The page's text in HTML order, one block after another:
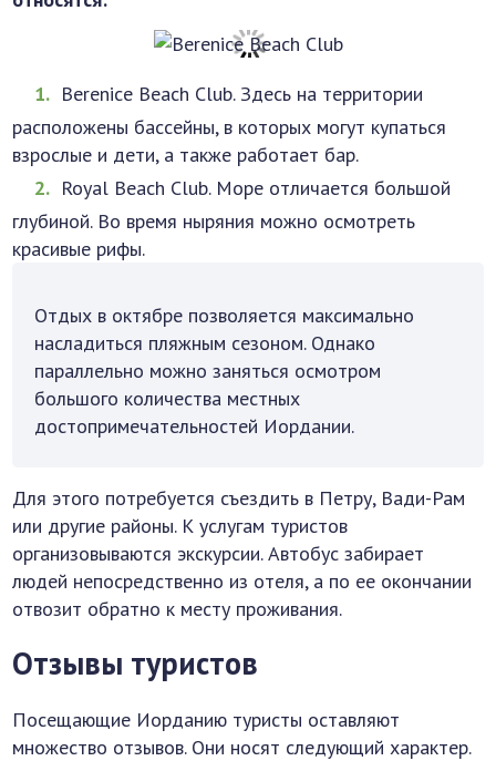
Berenice Beach Club. Здесь на территории
расположены бассейны, в которых могут купаться
взрослые и дети, а также работает бар.
Royal Beach Club. Море отличается большой
глубиной. Во время ныряния можно осмотреть
красивые рифы.
Отдых в октябре позволяется максимально
насладиться пляжным сезоном. Однако
параллельно можно заняться осмотром
большого количества местных
достопримечательностей Иордании.
Для этого потребуется съездить в Петру, Вади-Рам
или другие районы. К услугам туристов
организовываются экскурсии. Автобус забирает
людей непосредственно из отеля, а по ее окончании
отвозит обратно к месту проживания.
Отзывы туристов
Посещающие Иорданию туристы оставляют
множество отзывов. Они носят следующий характер.